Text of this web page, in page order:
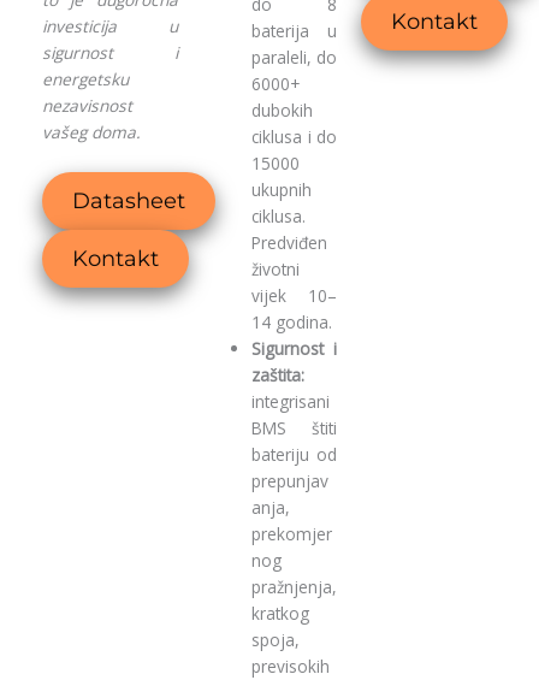
investicija u
sigurnost i
energetsku
nezavisnost
vašeg doma.
Datasheet
Kontakt
do 8
baterija u
paraleli, do
6000+
dubokih
ciklusa i do
15000
ukupnih
ciklusa.
Predviđen
životni
vijek 10–
14 godina.
Sigurnost i
zaštita:
integrisani
BMS štiti
bateriju od
prepunjav
anja,
prekomjer
nog
pražnjenja,
kratkog
spoja,
previsokih
Kontakt